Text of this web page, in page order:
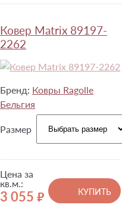
Ковер Matrix 89197-
2262
Бренд: Ковры Ragolle
Бельгия
Размер
Цена за
кв.м.:
3 055 руб.
КУПИТЬ